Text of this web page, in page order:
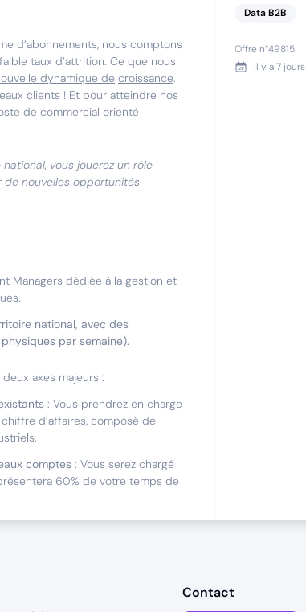
d’abonnements, nous comptons
taux d’attrition. Ce que nous
dynamique de croissance.
clients ! Et pour atteindre nos
de commercial orienté
vous jouerez un rôle
nouvelles opportunités
Managers dédiée à la gestion et
national, avec des
par semaine).
axes majeurs :
: Vous prendrez en charge
d’affaires, composé de
comptes : Vous serez chargé
60% de votre temps de
Data B2B
Offre n°49815
Il y a7 jours
Contact